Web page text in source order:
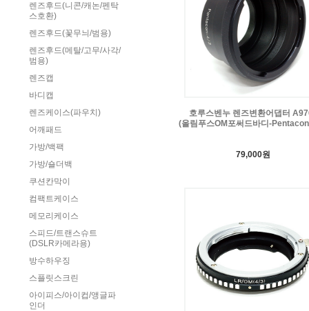
렌즈후드(니콘/캐논/펜탁
스호환)
렌즈후드(꽃무늬/범용)
렌즈후드(메탈/고무/사각/
범용)
렌즈캡
바디캡
렌즈케이스(파우치)
어깨패드
가방/백팩
가방/숄더백
쿠션칸막이
컴팩트케이스
메모리케이스
스피드/트랜스슈트
(DSLR카메라용)
방수하우징
스플릿스크린
아이피스/아이컵/앵글파
인더
호루스벤누 렌즈변환어댑터
(올림푸스OM포써드바디-
79,000원